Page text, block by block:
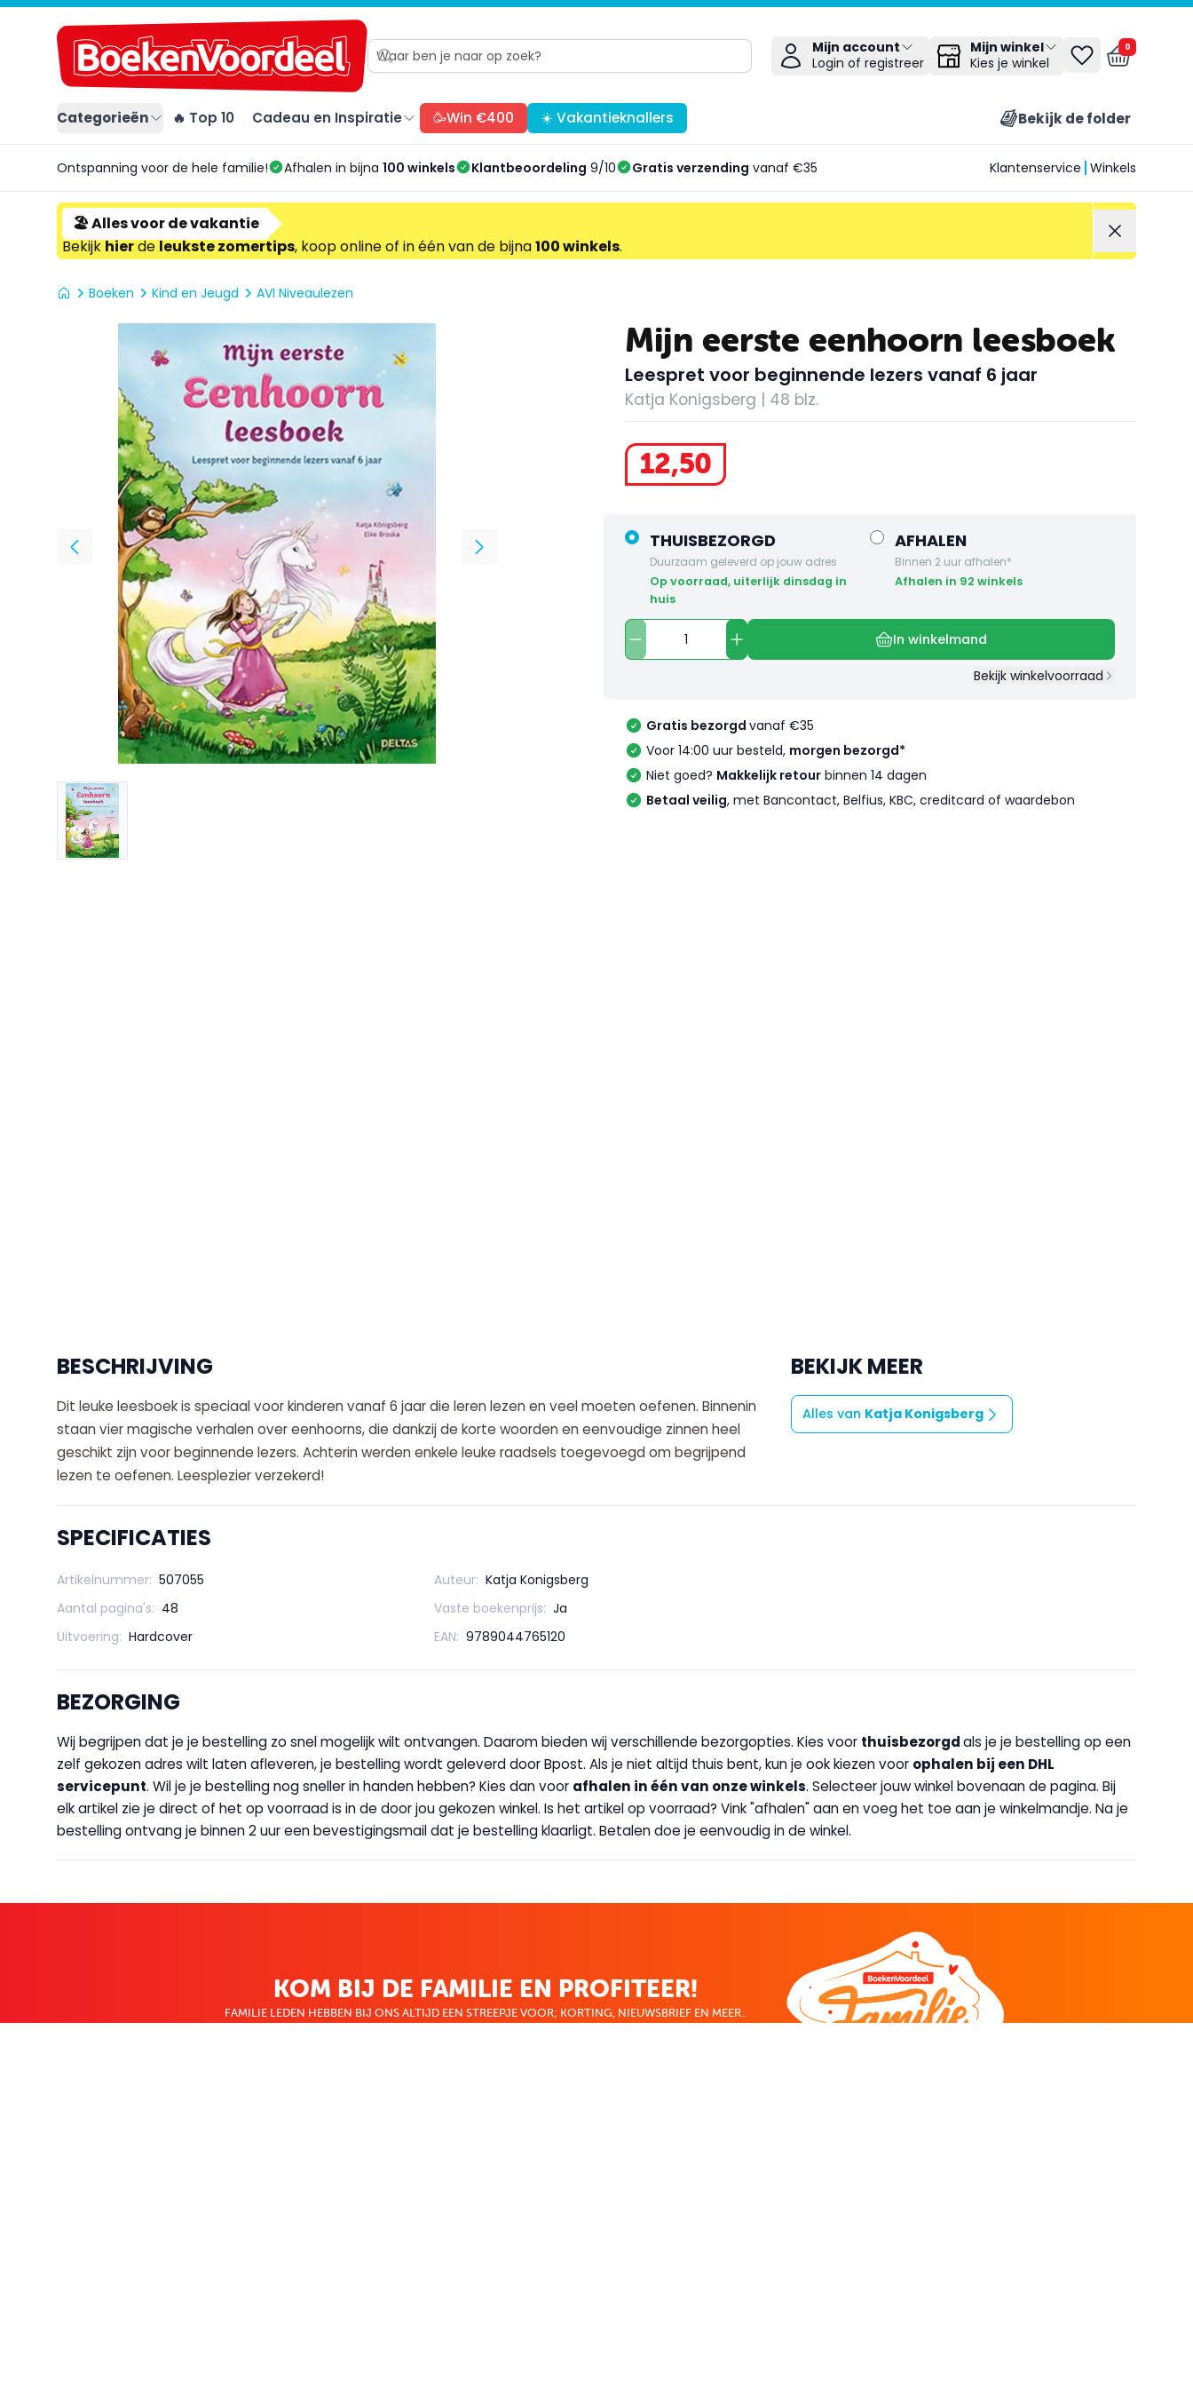
Mijn account
Login of registreer
Mijn winkel
Kies je winkel
0
Categorieën 🔥 Top 10 Cadeau en Inspiratie 🥳Win €400 ☀️ Vakantieknallers Bekijk de folder
Ontspanning voor de hele familie! Afhalen in bijna 100 winkels Klantbeoordeling 9/10 Gratis verzending vanaf €35 Klantenservice Winkels
🏖️ Alles voor de vakantie
Bekijkhierdeleukste zomertips, koop online of in één van de bijna100 winkels.
Boeken Kind en Jeugd AVI Niveaulezen
Mijn eerste eenhoorn leesboek
Leespret voor beginnende lezers vanaf 6 jaar
Katja Konigsberg | 48 blz.
12,50
THUISBEZORGD
Duurzaam geleverd op jouw adres
op voorraad, uiterlijk dinsdag in
huis
AFHALEN
Binnen 2 uur afhalen*
Afhalen in 92 winkels
In winkelmand
Bekijk winkelvoorraad
Gratis bezorgd vanaf €35
Voor 14:00 uur besteld, morgen bezorgd*
Niet goed? Makkelijk retour binnen 14 dagen
Betaal veilig, met Bancontact, Belfius, KBC, creditcard of waardebon
BEKIJK MEER
Alles van Katja Konigsberg
BESCHRIJVING
Dit leuke leesboek is speciaal voor kinderen vanaf 6 jaar die leren lezen en veel moeten oefenen. Binnenin
staan vier magische verhalen over eenhoorns, die dankzij de korte woorden en eenvoudige zinnen heel
geschikt zijn voor beginnende lezers. Achterin werden enkele leuke raadsels toegevoegd om begrijpend
lezen te oefenen. Leesplezier verzekerd!
SPECIFICATIES
Artikelnummer: 507055 Auteur: Katja Konigsberg
Aantal pagina's: 48 Vaste boekenprijs: Ja
Uitvoering: Hardcover EAN: 9789044765120
BEZORGING
Wij begrijpen dat je je bestelling zo snel mogelijk wilt ontvangen. Daarom bieden wij verschillende bezorgopties. Kies voor thuisbezorgdals je je bestelling op een
zelf gekozen adres wilt laten afleveren, je bestelling wordt geleverd door Bpost. Als je niet altijd thuis bent, kun je ook kiezen voor ophalen bij een DHL
servicepunt. Wil je je bestelling nog sneller in handen hebben? Kies dan voor afhalen in één van onze winkels. Selecteer jouw winkel bovenaan de pagina. Bij
elk artikel zie je direct of het op voorraad is in de door jou gekozen winkel. Is het artikel op voorraad? Vink "afhalen" aan en voeg het toe aan je winkelmandje. Na je
bestelling ontvang je binnen 2 uur een bevestigingsmail dat je bestelling klaarligt. Betalen doe je eenvoudig in de winkel.
KOM BIJ DE FAMILIE EN PROFITEER!
FAMILIE LEDEN HEBBEN BIJ ONS ALTIJD EEN STREEPJE VOOR; KORTING, NIEUWSBRIEF EN MEER..